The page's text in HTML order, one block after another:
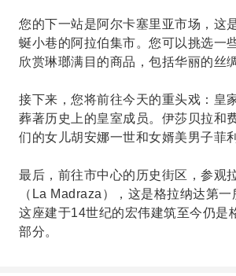
您的下一站是阿尔卡塞里亚市场，这
蜒小巷的阿拉伯集市。您可以挑选一
欣赏琳瑯满目的商品，包括华丽的丝
接下来，您将前往今天的重头戏：皇
葬著历史上的皇室成员。伊莎贝拉和
们的女儿胡安娜一世和女婿美男子菲
最后，前往市中心的历史街区，参观
（La Madraza），这是格拉纳达第一
这座建于14世纪的宏伟建筑至今仍是
部分。